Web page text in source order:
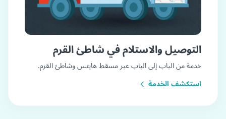
التوصيل والاستلام في شاطئ القرم
خدمة من الباب إلى الباب عبر مسقط هايتس وشاطئ القرم.
استكشف الخدمة